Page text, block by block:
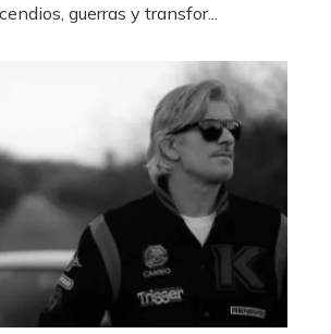
guerras y transfor...